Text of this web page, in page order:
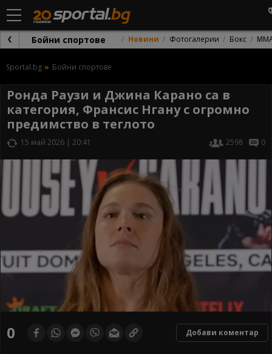
Бойни спортове Новини Фотогалерии Бокс
Sportal.bg Бойни спортове
Ронда Раузи и Джина Карано са в
категория, Франсис Нгану с огромно
предимство в теглото
15 май 2026 | 20:41 2598 0
0 Добави коментар